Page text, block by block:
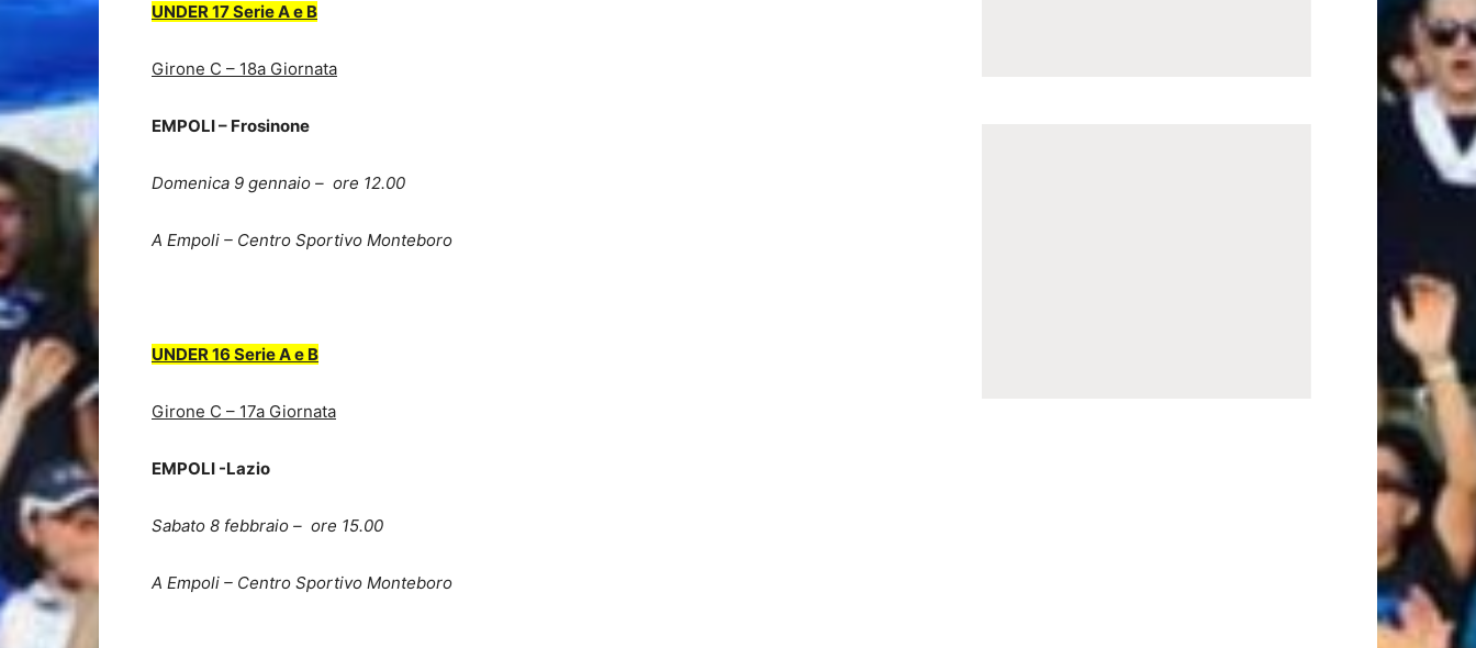
UNDER 17 Serie A e B
Girone C – 18a Giornata
EMPOLI – Frosinone
Domenica 9 gennaio – ore 12.00
A Empoli – Centro Sportivo Monteboro
UNDER 16 Serie A e B
Girone C – 17a Giornata
EMPOLI -Lazio
Sabato 8 febbraio – ore 15.00
A Empoli – Centro Sportivo Monteboro